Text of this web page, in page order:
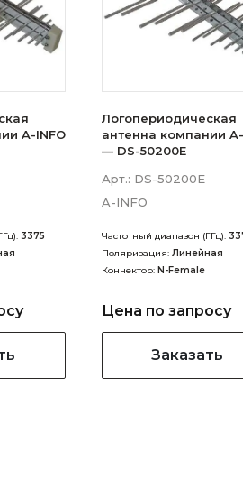
A-INFO
3375
Логопериодическая
антенна компании A-
— DS-50200E
Арт.: DS-50200E
A-INFO
Частотный диапазон (ГГц):
Поляризация: Линейная
Коннектор: N-Female
Цена по запросу
Заказать